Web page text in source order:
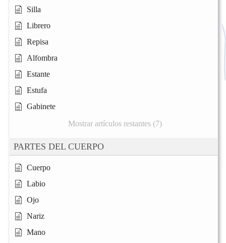
Silla
Librero
Repisa
Alfombra
Estante
Estufa
Gabinete
Mostrar artículos restantes (7)
PARTES DEL CUERPO
Cuerpo
Labio
Ojo
Nariz
Mano